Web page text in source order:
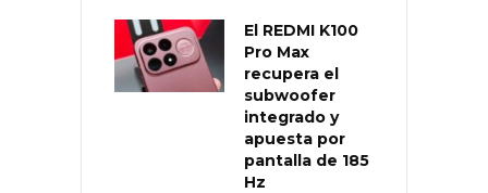
El REDMI K100
Pro Max
recupera el
subwoofer
integrado y
apuesta por
pantalla de 185
Hz